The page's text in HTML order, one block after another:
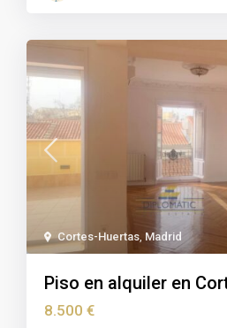
Cortes-Huertas Madrid
Piso en alquiler en
8.500 €